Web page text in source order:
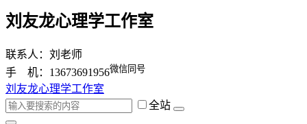
刘友龙心理学工作室
联系人：刘老师
手 机：13673691956微信同号
刘友龙心理学工作室
全站